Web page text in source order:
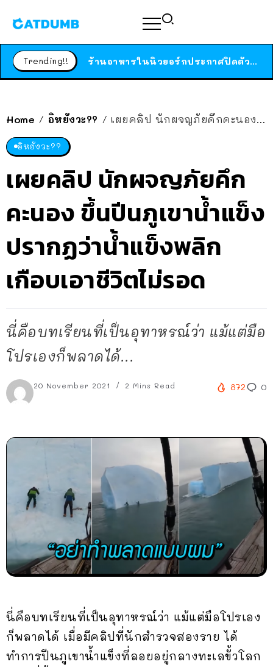
Trending!! ร้านอาหารในนิวยอร์กประกาศปิดตัวลง หลังอยู่มานานกว่า 45 ปี ติดป้ายขอบคุณลูกค้าทุกคน แถมสูตรทำไวท์ซอสให้แบบจัดเต็ม
Home / อิหยังวะ?? / เผยคลิป นักผจญภัยคึกคะนอง ขึ้นปีนภูเขาน้ำแข็ง ปรากฏว่าน้ำแข็งพลิก เกือบเอาชีวิตไม่รอด
อิหยังวะ??
เผยคลิป นักผจญภัยคึก
คะนอง ขึ้นปีนภูเขาน้ำแข็ง
ปรากฏว่าน้ำแข็งพลิก
เกือบเอาชีวิตไม่รอด
นี่คือบทเรียนที่เป็นอุทาหรณ์ว่า แม้แต่มือ
โปรเองก็พลาดได้...
20 November 2021 2 Mins Read 872 0
นี่คือบทเรียนที่เป็นอุทาหรณ์ว่า แม้แต่มือโปรเอง
ก็พลาดได้ เมื่อมีคลิปที่นักสำรวจสองราย ได้
ทำการปีนภูเขาน้ำแข็งที่ลอยอยู่กลางทะเลขั้วโลก